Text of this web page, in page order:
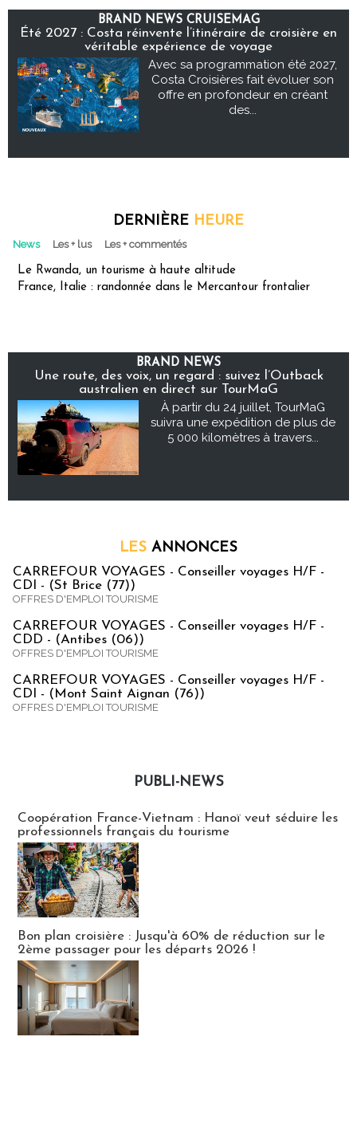
BRAND NEWS CRUISEMAG
Été 2027 : Costa réinvente l’itinéraire de croisière en
véritable expérience de voyage
Avec sa programmation été 2027,
Costa Croisières fait évoluer son
offre en profondeur en créant
des...
DERNIÈRE HEURE
News Les + lus Les + commentés
Le Rwanda, un tourisme à haute altitude
France, Italie : randonnée dans le Mercantour frontalier
BRAND NEWS
Une route, des voix, un regard : suivez l’Outback
australien en direct sur TourMaG
À partir du 24 juillet, TourMaG
suivra une expédition de plus de
5 000 kilomètres à travers...
LES ANNONCES
CARREFOUR VOYAGES - Conseiller voyages H/F -
CDI - (St Brice (77))
OFFRES D'EMPLOI TOURISME
CARREFOUR VOYAGES - Conseiller voyages H/F -
CDD - (Antibes (06))
OFFRES D'EMPLOI TOURISME
CARREFOUR VOYAGES - Conseiller voyages H/F -
CDI - (Mont Saint Aignan (76))
OFFRES D'EMPLOI TOURISME
PUBLI-NEWS
Coopération France-Vietnam : Hanoï veut séduire les
professionnels français du tourisme
Bon plan croisière : Jusqu'à 60% de réduction sur le
2ème passager pour les départs 2026 !